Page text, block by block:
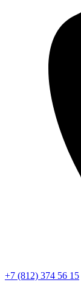
+7 (812) 374 56 15